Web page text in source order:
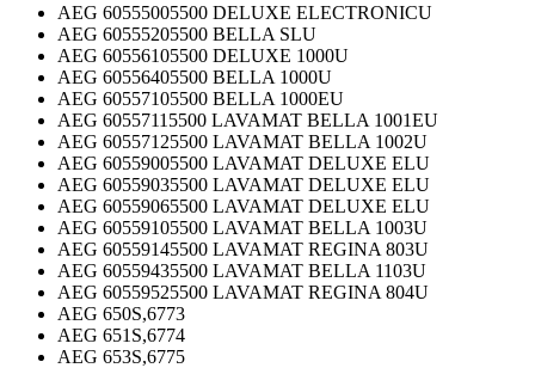
AEG 60555005500 DELUXE ELECTRONICU
AEG 60555205500 BELLA SLU
AEG 60556105500 DELUXE 1000U
AEG 60556405500 BELLA 1000U
AEG 60557105500 BELLA 1000EU
AEG 60557115500 LAVAMAT BELLA 1001EU
AEG 60557125500 LAVAMAT BELLA 1002U
AEG 60559005500 LAVAMAT DELUXE ELU
AEG 60559035500 LAVAMAT DELUXE ELU
AEG 60559065500 LAVAMAT DELUXE ELU
AEG 60559105500 LAVAMAT BELLA 1003U
AEG 60559145500 LAVAMAT REGINA 803U
AEG 60559435500 LAVAMAT BELLA 1103U
AEG 60559525500 LAVAMAT REGINA 804U
AEG 650S,6773
AEG 651S,6774
AEG 653S,6775